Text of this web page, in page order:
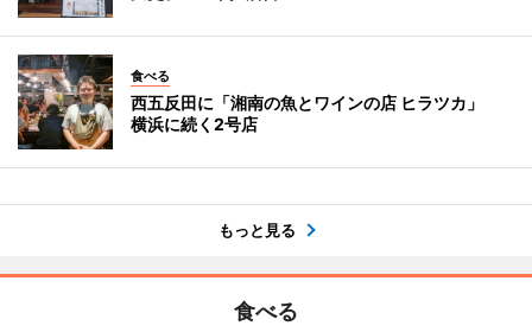
食べる
西五反田に「湘南の魚とワインの店 ヒラツカ」
横浜に続く2号店
もっと見る
食べる